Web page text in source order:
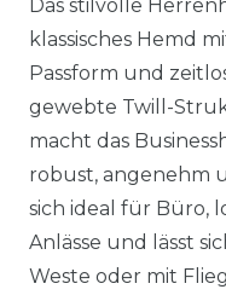
Das stilvolle
klassisches Hemd
Passform und
gewebte Twill-
macht das
robust, angenehm
sich ideal für Büro,
Anlässe und lässt
Weste oder mit